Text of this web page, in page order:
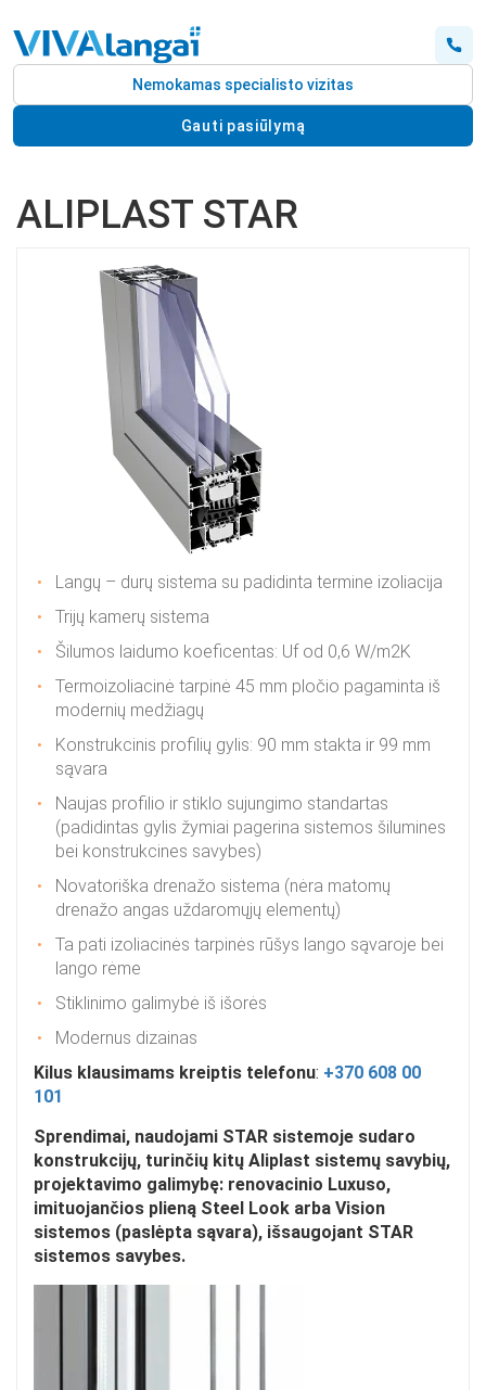
Nemokamas specialisto vizitas
Gauti pasiūlymą
ALIPLAST STAR
Langų – durų sistema su padidinta termine izoliacija
Trijų kamerų sistema
Šilumos laidumo koeficentas: Uf od 0,6 W/m2K
Termoizoliacinė tarpinė 45 mm pločio pagaminta iš
modernių medžiagų
Konstrukcinis profilių gylis: 90 mm stakta ir 99 mm
sąvara
Naujas profilio ir stiklo sujungimo standartas
(padidintas gylis žymiai pagerina sistemos šilumines
bei konstrukcines savybes)
Novatoriška drenažo sistema (nėra matomų
drenažo angas uždaromųjų elementų)
Ta pati izoliacinės tarpinės rūšys lango sąvaroje bei
lango rėme
Stiklinimo galimybė iš išorės
Modernus dizainas
Kilus klausimams kreiptis telefonu: +370 608 00
101
Sprendimai, naudojami STAR sistemoje sudaro
konstrukcijų, turinčių kitų Aliplast sistemų savybių,
projektavimo galimybę: renovacinio Luxuso,
imituojančios plieną Steel Look arba Vision
sistemos (paslėpta sąvara), išsaugojant STAR
sistemos savybes.